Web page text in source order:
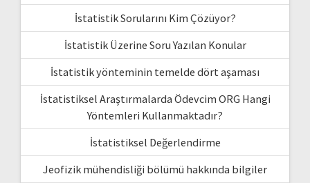
İstatistik Sorularını Kim Çözüyor?
İstatistik Üzerine Soru Yazılan Konular
İstatistik yönteminin temelde dört aşaması
İstatistiksel Araştırmalarda Ödevcim ORG Hangi
Yöntemleri Kullanmaktadır?
İstatistiksel Değerlendirme
Jeofizik mühendisliği bölümü hakkında bilgiler